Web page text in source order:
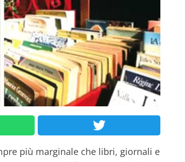
più marginale che libri, giornali e